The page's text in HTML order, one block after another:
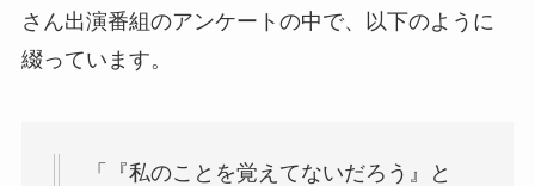
さん出演番組のアンケートの中で、以下のように
綴っています。
「『私のことを覚えてないだろう』と